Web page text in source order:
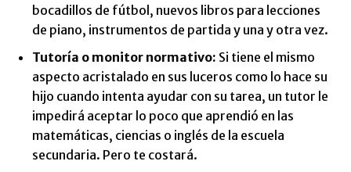
bocadillos de fútbol, nuevos libros para lecciones
de piano, instrumentos de partida y una y otra vez.
Tutoría o monitor normativo: Si tiene el mismo
aspecto acristalado en sus luceros como lo hace su
hijo cuando intenta ayudar con su tarea, un tutor le
impedirá aceptar lo poco que aprendió en las
matemáticas, ciencias o inglés de la escuela
secundaria. Pero te costará.